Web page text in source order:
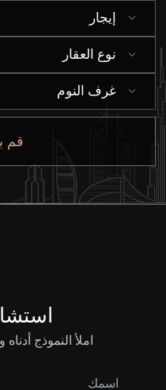
إيجار
نوع العقار
غرف النوم
قم
املأ النموذج